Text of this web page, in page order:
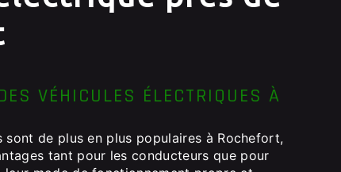
VÉHICULES ÉLECTRIQUES À
sont de plus en plus populaires à Rochefort,
tant pour les conducteurs que pour